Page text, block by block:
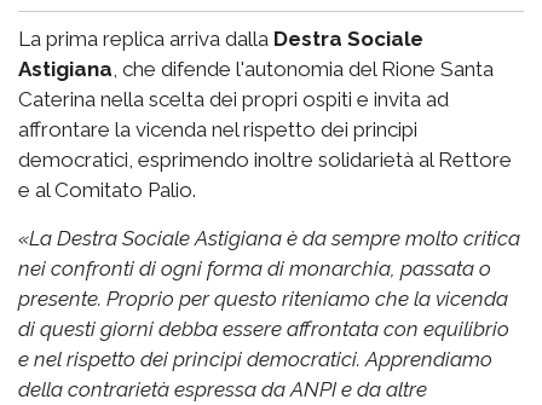
La prima replica arriva dalla Destra Sociale
Astigiana , che difende l'autonomia del Rione Santa
Caterina nella scelta dei propri ospiti e invita ad
affrontare la vicenda nel rispetto dei principi
democratici, esprimendo inoltre solidarietà al Rettore
e al Comitato Palio.
«La Destra Sociale Astigiana è da sempre molto critica
nei confronti di ogni forma di monarchia, passata o
presente. Proprio per questo riteniamo che la vicenda
di questi giorni debba essere affrontata con equilibrio
e nel rispetto dei principi democratici. Apprendiamo
della contrarietà espressa da ANPI e da altre